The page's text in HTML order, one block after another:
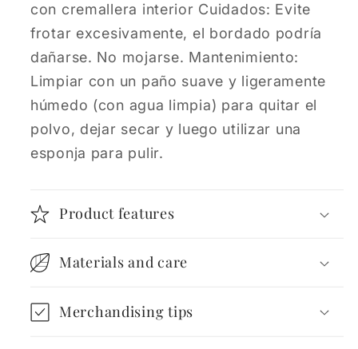
con cremallera interior Cuidados: Evite
frotar excesivamente, el bordado podría
dañarse. No mojarse. Mantenimiento:
Limpiar con un paño suave y ligeramente
húmedo (con agua limpia) para quitar el
polvo, dejar secar y luego utilizar una
esponja para pulir.
Product features
Materials and care
Merchandising tips